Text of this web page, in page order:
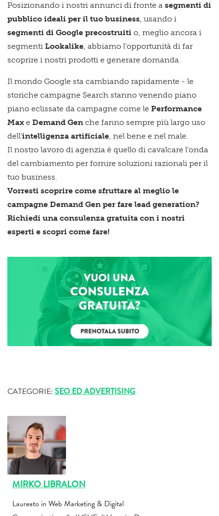
Posizionando i nostri annunci di fronte a segmenti di
pubblico ideali per il tuo business, usando i
segmenti di Google precostruiti o, meglio ancora i
segmenti Lookalike, abbiamo l’opportunità di far
scoprire i nostri prodotti e generare domanda.
Il mondo Google sta cambiando rapidamente - le
storiche campagne Search stanno venendo piano
piano eclissate da campagne come le Performance
Max e Demand Gen che fanno sempre più largo uso
dell’intelligenza artificiale, nel bene e nel male.
Il nostro lavoro di agenzia è quello di cavalcare l’onda
del cambiamento per fornire soluzioni razionali per il
tuo business.
Vorresti scoprire come sfruttare al meglio le
campagne Demand Gen per fare lead generation?
Richiedi una consulenza gratuita con i nostri
esperti e scopri come fare!
CATEGORIE: SEO ED ADVERTISING
MIRKO LIBRALON
Laureato in Web Marketing & Digital